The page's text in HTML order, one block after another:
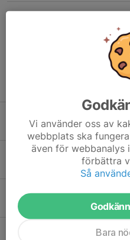
2 aug, 19:22 0
Inbjudan
23 jul, 21:30 0
Gränsfejden 300m
0
Resultat
Vi använder oss av
webbplats ska
även för webbanalys
förbättra
Så
Bara